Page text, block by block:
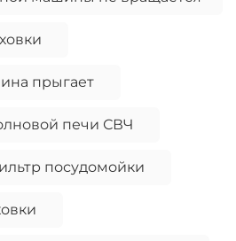
прыгает
печи СВЧ
посудомойки